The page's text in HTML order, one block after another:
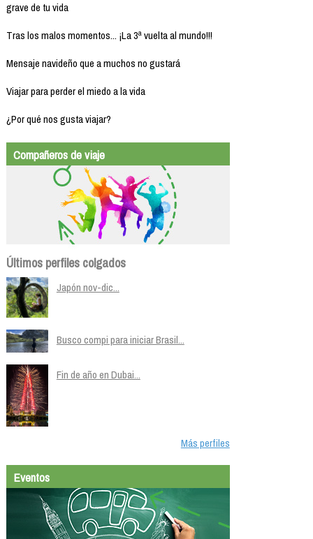
grave de tu vida
Tras los malos momentos... ¡La 3ª vuelta al mundo!!!
Mensaje navideño que a muchos no gustará
Viajar para perder el miedo a la vida
¿Por qué nos gusta viajar?
Compañeros de viaje
Últimos perfiles colgados
Japón nov-dic...
Busco compi para iniciar Brasil...
Fin de año en Dubai...
Más perfiles
Eventos